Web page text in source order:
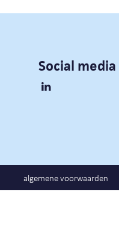
Social media
algemene voorwaarden